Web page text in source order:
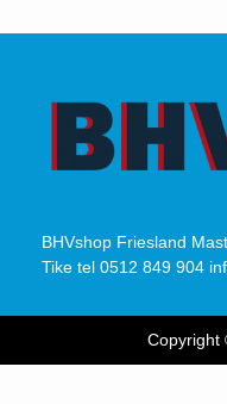
BHVshop Friesland
Tike tel 0512 849 904
Copyright